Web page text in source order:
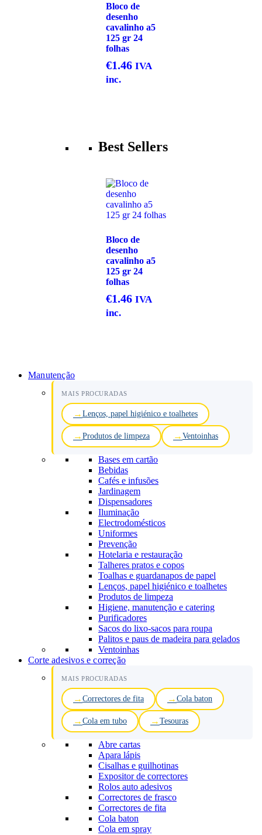
Bloco de
desenho
cavalinho a5
125 gr 24
folhas
€1.46 IVA
inc.
Best Sellers
Bloco de
desenho
cavalinho a5
125 gr 24
folhas
€1.46 IVA
inc.
Manutenção
MAIS PROCURADAS
Lenços, papel higiénico e toalhetes
Produtos de limpeza Ventoinhas
Bases em cartão
Bebidas
Cafés e infusões
Jardinagem
Dispensadores
Iluminação
Electrodomésticos
Uniformes
Prevenção
Hotelaria e restauração
Talheres pratos e copos
Toalhas e guardanapos de papel
Lenços, papel higiénico e toalhetes
Produtos de limpeza
Higiene, manutenção e catering
Purificadores
Sacos do lixo-sacos para roupa
Palitos e paus de madeira para gelados
Ventoinhas
Corte adesivos e correção
MAIS PROCURADAS
Correctores de fita Cola baton
Cola em tubo Tesouras
Abre cartas
Apara lápis
Cisalhas e guilhotinas
Expositor de correctores
Rolos auto adesivos
Correctores de frasco
Correctores de fita
Cola baton
Cola em spray